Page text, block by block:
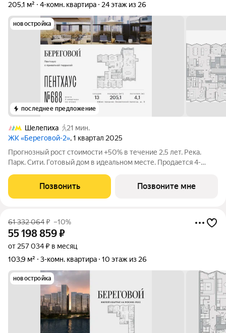
205,1 м²
4-комн. квартира 24 этаж из 26
новостройка
последнее предложение
Шелепиха
21 мин.
ЖК «Береговой-2», 1 квартал 2025
Прогнозный рост стоимости +50% в течение 2,5 лет. Река.
Парк. Сити. Готовый дом в идеальном месте. Продается 4-
и видом на Москву-реку. Береговой - квартал-курорт в центре
столицы. Пешеходная
Позвонить Позвоните мне
61 332 064₽ –10%
55 198 859₽
от 257 034 ₽ в месяц
103,9 м²
3-комн. квартира 10 этаж из 26
новостройка